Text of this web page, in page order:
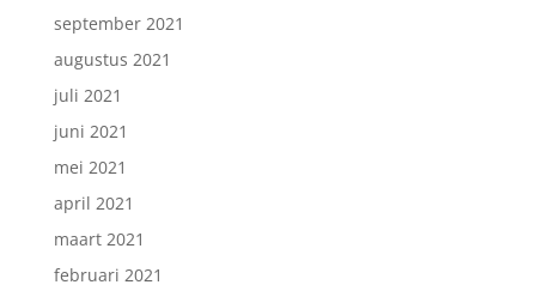
september 2021
augustus 2021
juli 2021
juni 2021
mei 2021
april 2021
maart 2021
februari 2021